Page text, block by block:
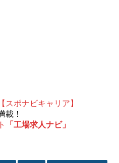
スポナビキャリア】
載！
「工場求人ナビ」